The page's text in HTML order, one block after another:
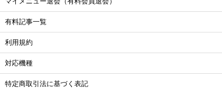
有料記事一覧
利用規約
対応機種
特定商取引法に基づく表記